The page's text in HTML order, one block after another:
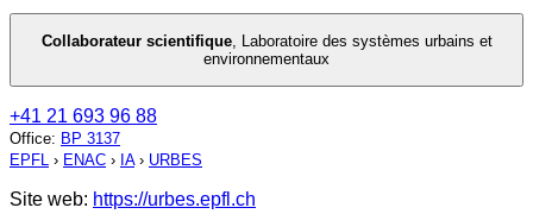
Collaborateur scientifique, Laboratoire des systèmes urbains et
environnementaux
+41 21 693 96 88
Office: BP 3137
EPFL › ENAC › IA› URBES
Site web: https://urbes.epfl.ch